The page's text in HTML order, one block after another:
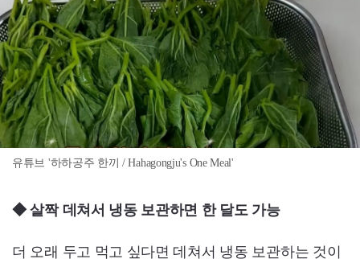
유튜브 '하하공주 한끼 / Hahagongju's One Meal'
◆ 살짝 데쳐서 냉동 보관하면 한 달도 가능
더 오래 두고 먹고 싶다면 데쳐서 냉동 보관하는 것이